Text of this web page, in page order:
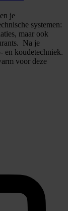
je
systemen:
maar ook
Na je
en koudetechniek.
voor deze